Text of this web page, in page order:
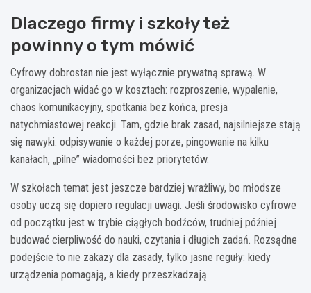
Dlaczego firmy i szkoły też
powinny o tym mówić
Cyfrowy dobrostan nie jest wyłącznie prywatną sprawą. W
organizacjach widać go w kosztach: rozproszenie, wypalenie,
chaos komunikacyjny, spotkania bez końca, presja
natychmiastowej reakcji. Tam, gdzie brak zasad, najsilniejsze stają
się nawyki: odpisywanie o każdej porze, pingowanie na kilku
kanałach, „pilne” wiadomości bez priorytetów.
W szkołach temat jest jeszcze bardziej wrażliwy, bo młodsze
osoby uczą się dopiero regulacji uwagi. Jeśli środowisko cyfrowe
od początku jest w trybie ciągłych bodźców, trudniej później
budować cierpliwość do nauki, czytania i długich zadań. Rozsądne
podejście to nie zakazy dla zasady, tylko jasne reguły: kiedy
urządzenia pomagają, a kiedy przeszkadzają.